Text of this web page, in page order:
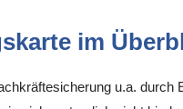
im
u.a. durch